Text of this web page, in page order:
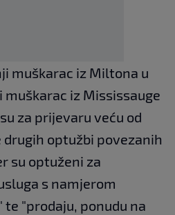
muškarac iz Miltona u
iz Mississauge
za prijevaru veću od
drugih optužbi povezanih
su optuženi za
s namjerom
"prodaju, ponudu na